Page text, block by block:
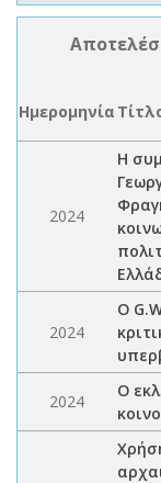
Ημερομηνία
2024
Η
2024
Ο
2024
Ο